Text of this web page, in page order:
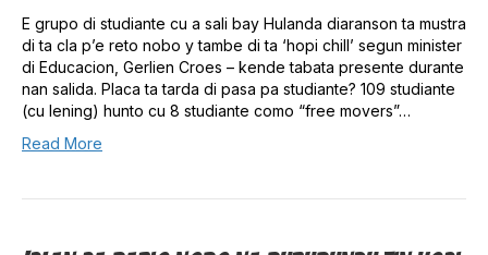
E grupo di studiante cu a sali bay Hulanda diaranson ta mustra
di ta cla p’e reto nobo y tambe di ta ‘hopi chill’ segun minister
di Educacion, Gerlien Croes – kende tabata presente durante
nan salida. Placa ta tarda di pasa pa studiante? 109 studiante
(cu lening) hunto cu 8 studiante como “free movers”…
Read More